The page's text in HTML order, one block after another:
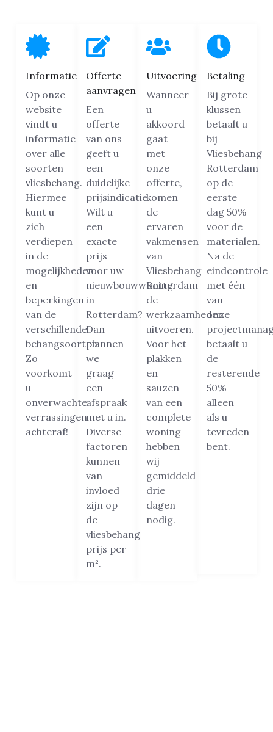
Informatie
Op onze
website
vindt u
informatie
over alle
soorten
vliesbehang.
Hiermee
kunt u
zich
verdiepen
in de
mogelijkheden
en
beperkingen
van de
verschillende
behangsoorten.
Zo
voorkomt
u
onverwachte
verrassingen
achteraf!
Offerte
aanvragen
Een
offerte
van ons
geeft u
een
duidelijke
prijsindicatie.
Wilt u
een
exacte
prijs
voor uw
nieuwbouwwoning
in
Rotterdam?
Dan
plannen
we
graag
een
afspraak
met u in.
Diverse
factoren
kunnen
van
invloed
zijn op
de
vliesbehang
prijs per
m².
Uitvoering
Wanneer
u
akkoord
gaat
met
onze
offerte,
komen
de
ervaren
vakmensen
van
Vliesbehang
Rotterdam
de
werkzaamheden
uitvoeren.
Voor het
plakken
en
sauzen
van een
complete
woning
hebben
wij
gemiddeld
drie
dagen
nodig.
Betaling
Bij grote
klussen
betaalt u
bij
Vliesbehang
Rotterdam
op de
eerste
dag 50%
voor de
materialen.
Na de
eindcontrole
met één
van
onze
betaalt u
de
resterende
50%
alleen
als u
tevreden
bent.